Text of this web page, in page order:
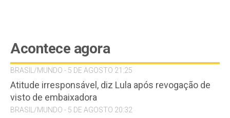
Acontece agora
BRASIL/MUNDO - 5 DE AGOSTO 21:25
Atitude irresponsável, diz Lula após revogação de
visto de embaixadora
BRASIL/MUNDO - 5 DE AGOSTO 20:32